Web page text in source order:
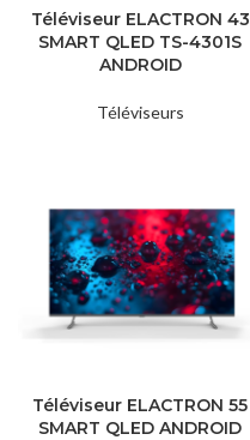
Téléviseur ELACTRON 43
SMART QLED TS-4301S
ANDROID
Téléviseurs
Téléviseur ELACTRON 55
SMART QLED ANDROID